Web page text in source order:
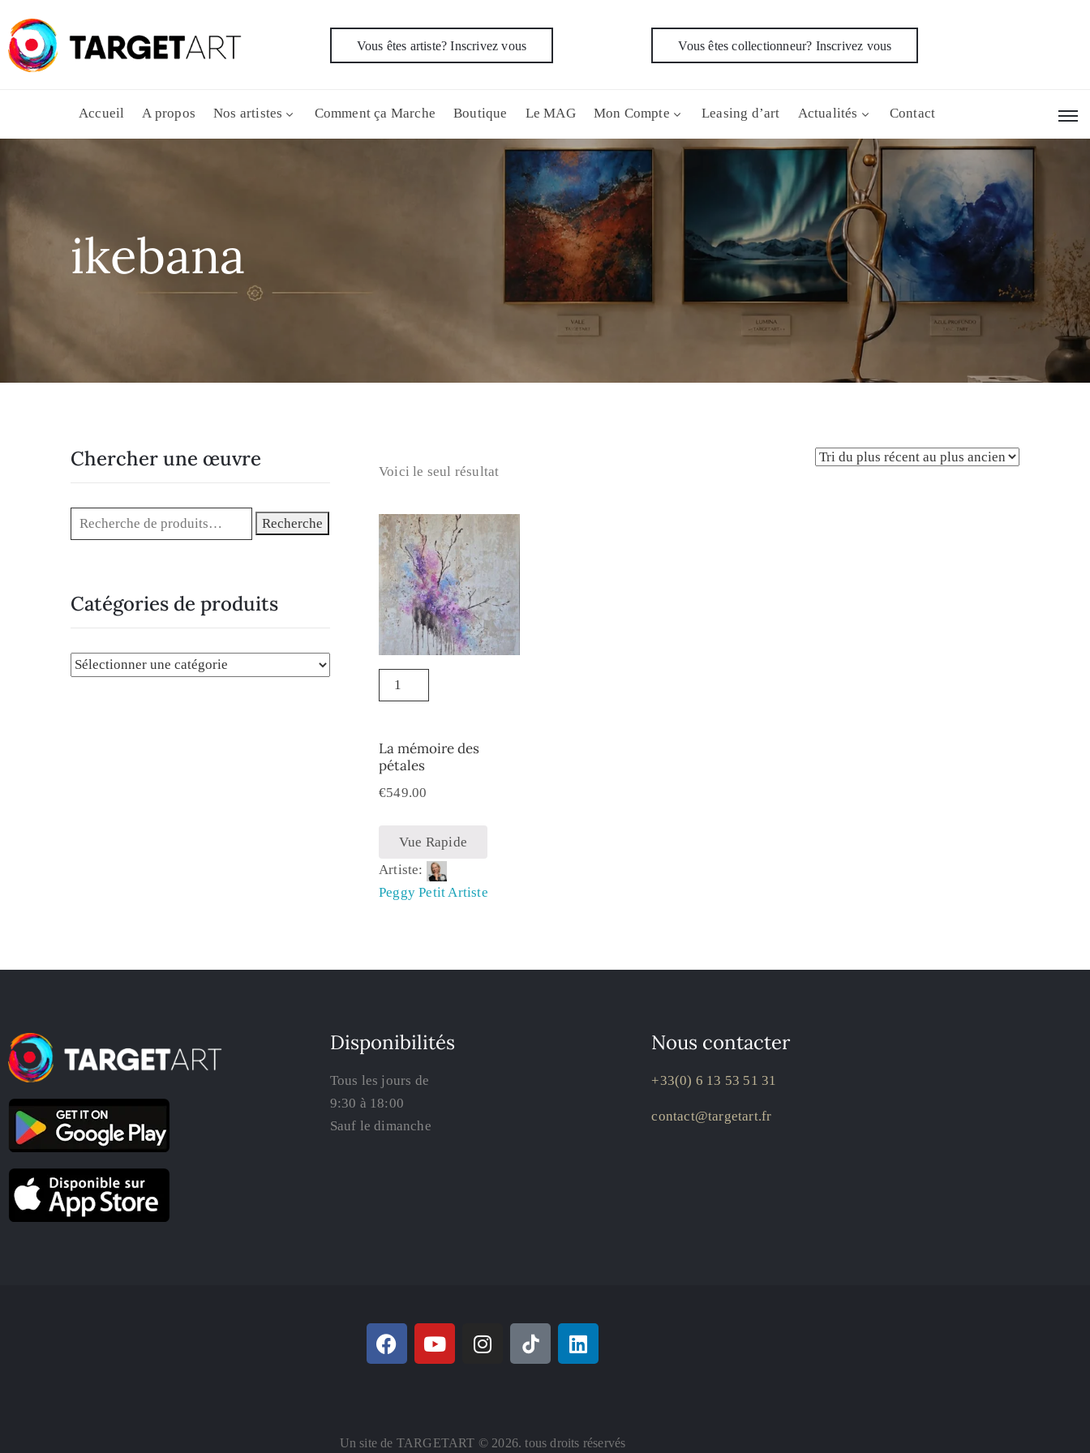
Vous êtes artiste? Inscrivez vous Vous êtes collectionneur? Inscrivez vous
Accueil A propos Nos artistes Comment ça Marche Boutique Le MAG Mon Compte Leasing d’art Actualités Contact
ikebana
Voici le seul résultat
La mémoire des
pétales
€549.00
Vue Rapide
Artiste:
Peggy Petit Artiste
Chercher une œuvre
Recherche
Catégories de produits
Disponibilités
Tous les jours de
9:30 à 18:00
Sauf le dimanche
Nous contacter
+33(0) 6 13 53 51 31
contact@targetart.fr
Un site de TARGETART © 2026. tous droits réservés